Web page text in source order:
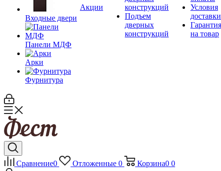
Входные двери
Панели МДФ
Арки
Фурнитура
Акции
конструкций
Подъем
дверных
конструкций
Условия
доставки
Гарантия
на товар
Сравнение0 Отложенные 0 Корзина0 0